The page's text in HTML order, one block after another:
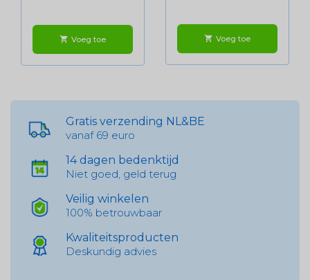
shopping_cart Voeg toe shopping_cart Voeg toe
Gratis verzending NL&BE
vanaf 69 euro
14 dagen bedenktijd
Niet goed, geld terug
Veilig winkelen
100% betrouwbaar
Kwaliteitsproducten
Deskundig advies